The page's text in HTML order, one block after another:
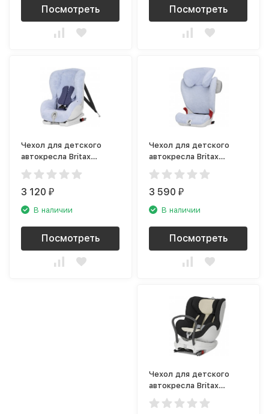
Посмотреть Посмотреть
Чехол для детского
автокресла Britax
Roemer Versafix, голубой
3 120₽
В наличии
Посмотреть
Чехол для детского
автокресла Britax
Roemer Kid II / Kidfix SL,
голубой
3 590₽
В наличии
Посмотреть
Чехол для детского
автокресла Britax
Roemer Baby-Safe Plus/
SHR II/ Max-Fix/ Dualfix